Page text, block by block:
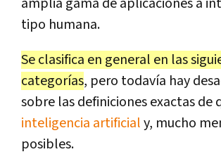
tipo humana.
Se clasifica en general en las
categorías, pero todavía hay
sobre las definiciones exactas de
inteligencia artificialy, mucho
posibles.